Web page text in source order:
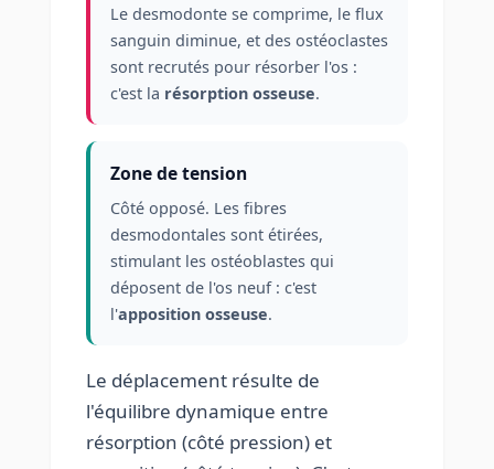
Le desmodonte se comprime, le flux
sanguin diminue, et des ostéoclastes
sont recrutés pour résorber l'os :
c'est la résorption osseuse.
Zone de tension
Côté opposé. Les fibres
desmodontales sont étirées,
stimulant les ostéoblastes qui
déposent de l'os neuf : c'est
l'apposition osseuse.
Le déplacement résulte de
l'équilibre dynamique entre
résorption (côté pression) et